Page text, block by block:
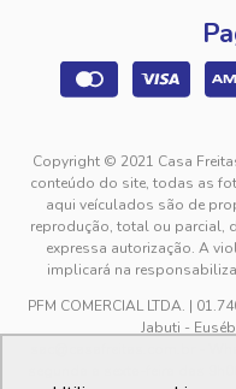
Copyright © 2021 Casa
conteúdo do site, todas as
aqui veículados são de
reprodução, total ou parcial,
expressa autorização. A
implicará na
PFM COMERCIAL LTDA. |
Jabuti -